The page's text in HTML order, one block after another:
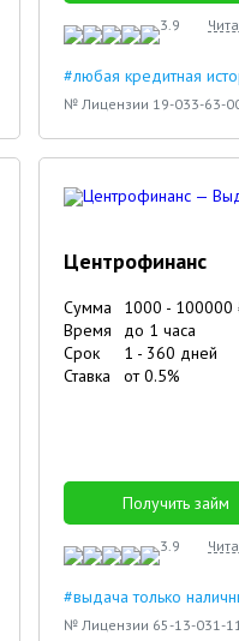
3.9
#любая кредитная
№ Лицензии 19-033-63-
Центрофинанс
Сумма 1000 - 100000
Время
до 1 часа
Срок
1 - 360 дней
Ставка
от0.5%
Получить займ
3.9
#выдача только
№ Лицензии 65-13-031-